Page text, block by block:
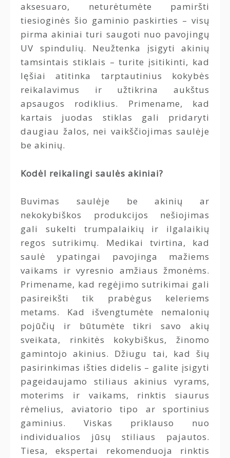
aksesuaro, neturėtumėte pamiršti
tiesioginės šio gaminio paskirties – visų
pirma akiniai turi saugoti nuo pavojingų
UV spindulių. Neužtenka įsigyti akinių
tamsintais stiklais – turite įsitikinti, kad
lęšiai atitinka tarptautinius kokybės
reikalavimus ir užtikrina aukštus
apsaugos rodiklius. Primename, kad
kartais juodas stiklas gali pridaryti
daugiau žalos, nei vaikščiojimas saulėje
be akinių.
Kodėl reikalingi saulės akiniai?
Buvimas saulėje be akinių ar
nekokybiškos produkcijos nešiojimas
gali sukelti trumpalaikių ir ilgalaikių
regos sutrikimų. Medikai tvirtina, kad
saulė ypatingai pavojinga mažiems
vaikams ir vyresnio amžiaus žmonėms.
Primename, kad regėjimo sutrikimai gali
pasireikšti tik prabėgus keleriems
metams. Kad išvengtumėte nemalonių
pojūčių ir būtumėte tikri savo akių
sveikata, rinkitės kokybiškus, žinomo
gamintojo akinius. Džiugu tai, kad šių
pasirinkimas išties didelis – galite įsigyti
pageidaujamo stiliaus akinius vyrams,
moterims ir vaikams, rinktis siaurus
rėmelius, aviatorio tipo ar sportinius
gaminius. Viskas priklauso nuo
individualios jūsų stiliaus pajautos.
Tiesa, ekspertai rekomenduoja rinktis